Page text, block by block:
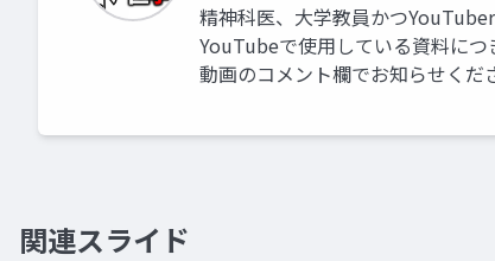
精神科医、大学教員かつ
YouTubeで使用している資料に
動画のコメント欄でお知らせくだ
関連スライド